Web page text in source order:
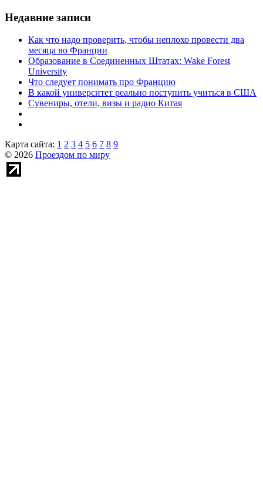
Недавние записи
Как что надо проверить, чтобы неплохо провести два
месяца во Франции
Образование в Соединенных Штатах: Wake Forest
University
Что следует понимать про Францию
В какой университет реально поступить учиться в США
Сувениры, отели, визы и радио Китая
Карта сайта: 1 2 3 4 5 6 7 8 9
© 2026 Проездом по миру